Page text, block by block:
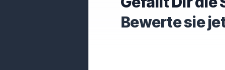
Bewerte sie